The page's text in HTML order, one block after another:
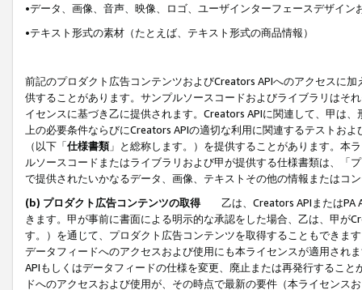
•データ、画像、音声、映像、ロゴ、ユーザインターフェースデザイ
•テキスト形式の素材（たとえば、テキスト形式の商品情報）
前記のプロダクト広告コンテンツおよびCreators APIへのアクセスに
供することがあります。サンプルソースコードおよびライブラリはそ
イセンスに基づき乙に提供されます。Creators APIに関連して、甲は
上の必要条件ならびにCreators APIの適切な利用に関連するテストお
（以下「仕様書類」と総称します。）を提供することがあります。本
ルソースコードまたはライブラリおよび甲が提供する仕様書類は、「
で提供されたいかなるデータ、画像、テキストその他の情報またはコ
(b) プロダクト広告コンテンツの取得
乙は、Creators APIまたはPA
きます。甲が事前に書面による明示的な承認をした場合、乙は、甲が
す。）を通じて、プロダクト広告コンテンツを取得することもできま
データフィードへのアクセスおよび使用にも本ライセンスが適用され
APIもしくはデータフィードの仕様を変更、廃止または再発行するこ
ドへのアクセスおよび使用が、その時点で最新の要件（本ライセン